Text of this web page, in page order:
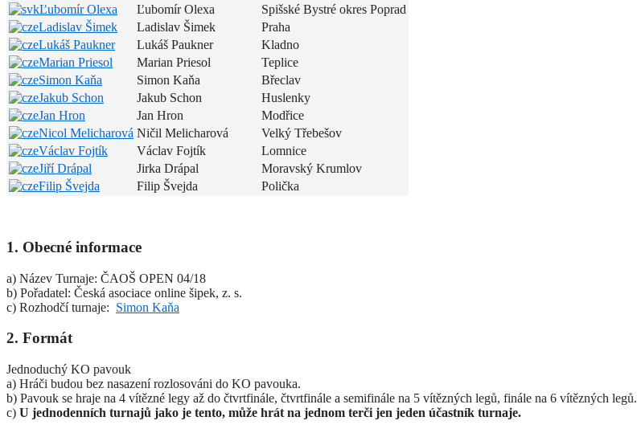
Ľubomír Olexa
Ľubomír Olexa
Spišské Bystré okres Poprad
Ladislav Šimek
Ladislav Šimek
Praha
Lukáš Paukner
Lukáš Paukner
Kladno
Marian Priesol
Marian Priesol
Teplice
Simon Kaňa
Simon Kaňa
Břeclav
Jakub Schon
Jakub Schon
Huslenky
Jan Hron
Jan Hron
Modřice
Nicol Melicharová Ničil Melicharová
Velký Třebešov
Václav Fojtík
Václav Fojtík
Lomnice
Jiří Drápal
Jirka Drápal
Moravský Krumlov
Filip Švejda
Filip Švejda Polička
1. Obecné informace
a) Název Turnaje: ČAOŠ OPEN 04/18
b) Pořadatel: Česká asociace online šipek, z. s.
c) Rozhodčí turnaje: Simon Kaňa
2. Formát
Jednoduchý KO pavouk
a) Hráči budou bez nasazení rozlosováni do KO pavouka.
b) Pavouk se hraje na 4 vítězné legy až do čtvrtfinále, čtvrtfinále a semifinále na 5 vítězných legů, finále na 6 vítězných legů.
c) U jednodenních turnajů jako je tento, může hrát na jednom terči jen jeden účastník turnaje.